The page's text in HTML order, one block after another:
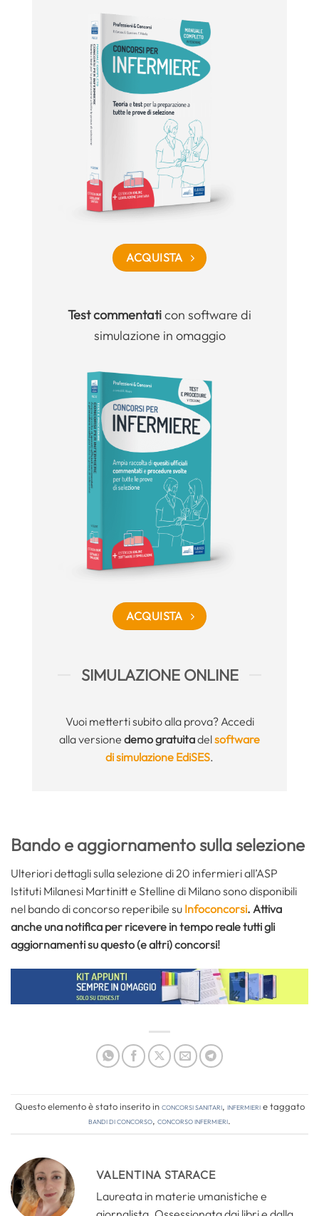
ACQUISTA
Test commentaticon software di
simulazione in omaggio
ACQUISTA
SIMULAZIONE ONLINE
Vuoi metterti subito alla prova? Accedi
alla versione demo gratuitadelsoftware
di simulazione EdiSES.
Bando e aggiornamento sulla selezione
Ulteriori dettagli sulla selezione di 20 infermieri all’ASP
Istituti Milanesi Martinitt e Stelline di Milano sono disponibili
nel bando di concorso reperibile su Infoconcorsi. Attiva
anche una notifica per ricevere in tempo reale tutti gli
aggiornamenti su questo (e altri) concorsi!
Questo elemento è stato inserito inConcorsi Sanitari, Infermierie taggato
bandi di concorso, concorso infermieri.
VALENTINA STARACE
Laureata in materie umanistiche e